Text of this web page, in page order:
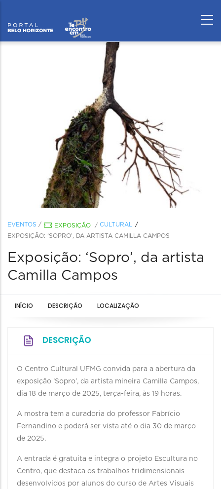
EVENTOS / EXPOSIÇÃO / CULTURAL
EXPOSIÇÃO: ‘SOPRO’, DA ARTISTA CAMILLA CAMPOS
Exposição: ‘Sopro’, da artista
Camilla Campos
INÍCIO DESCRIÇÃO LOCALIZAÇÃO
DESCRIÇÃO
O Centro Cultural UFMG convida para a abertura da
exposição ‘Sopro’, da artista mineira Camilla Campos,
dia 18 de março de 2025, terça-feira, às 19 horas.
A mostra tem a curadoria do professor Fabrício
Fernandino e poderá ser vista até o dia 30 de março
de 2025.
A entrada é gratuita e integra o projeto Escultura no
Centro, que destaca os trabalhos tridimensionais
desenvolvidos por alunos do curso de Artes Visuais